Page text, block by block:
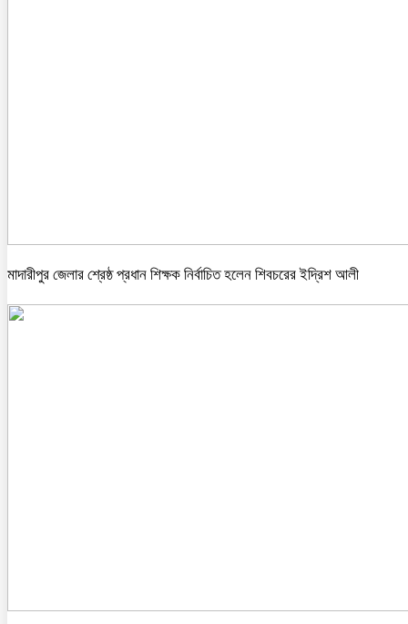
মাদারীপুর জেলার শ্রেষ্ঠ প্রধান শিক্ষক নির্বাচিত হলেন শিবচরের ইদ্রিশ আলী